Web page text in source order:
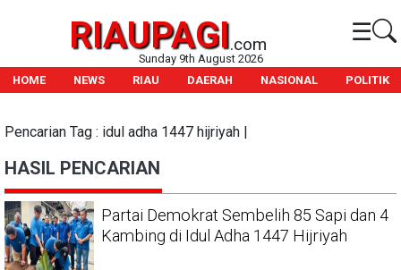
RIAUPAGI.com ☰
Sunday 9th August 2026
HOME
NEWS RIAU DAERAH NASIONAL POLITIK
Pencarian Tag : idul adha 1447 hijriyah |
HASIL PENCARIAN
Partai Demokrat Sembelih 85 Sapi dan 4
Kambing di Idul Adha 1447 Hijriyah